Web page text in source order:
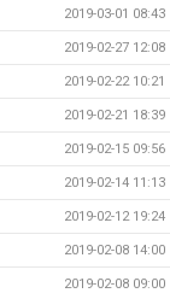
2019-03-01 08:43
2019-02-27 12:08
2019-02-22 10:21
2019-02-21 18:39
2019-02-15 09:56
2019-02-14 11:13
2019-02-12 19:24
2019-02-08 14:00
2019-02-08 09:00